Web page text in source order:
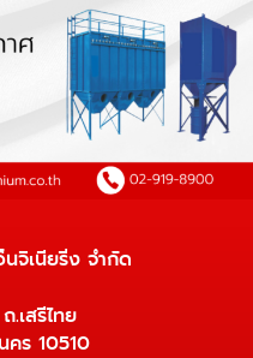
จิเนียริ่ง จำกัด
เสรีไทย
คร 10510